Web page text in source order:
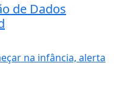
de Dados